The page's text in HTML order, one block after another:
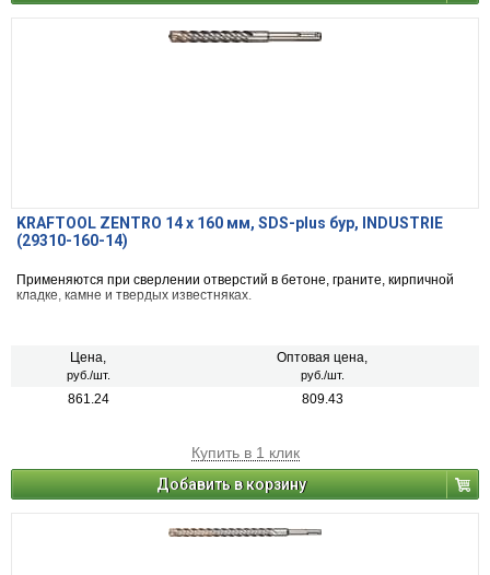
KRAFTOOL ZENTRO 14 x 160 мм, SDS-plus бур, INDUSTRIE
(29310-160-14)
Применяются при сверлении отверстий в бетоне, граните, кирпичной
кладке, камне и твердых известняках.
Цена,
руб./шт.
Оптовая цена,
руб./шт.
861.24 809.43
Купить в 1 клик
Добавить в корзину